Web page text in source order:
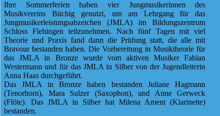
Ihre Sommerferien haben vier Jungmusikerinnen des
Musikvereins Büchig genutzt, um am Lehrgang für das
Jungmusikerleistungsabzeichen (JMLA) im Bildungszentrum
Schloss Flehingen teilzunehmen. Nach fünf Tagen mit viel
Theorie und Praxis fand dann die Prüfung statt, die alle mit
Bravour bestanden haben. Die Vorbereitung in Musiktheorie für
das JMLA in Bronze wurde vom aktiven Musiker Fabian
Westermann und für das JMLA in Silber von der Jugendleiterin
Anna Haas durchgeführt.
Das JMLA in Bronze haben bestanden Juliane Hagmann
(Tenorhorn), Mara Sulzer (Saxophon), und Anne Gerweck
(Flöte). Das JMLA in Silber hat Milena Ament (Klarinette)
bestanden.